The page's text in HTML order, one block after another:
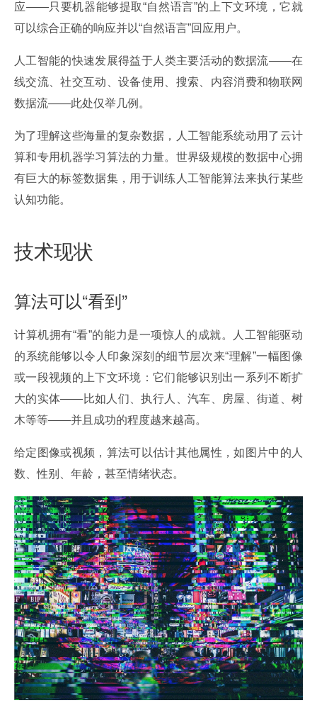
应——只要机器能够提取“自然语言”的上下文环境，它就
可以综合正确的响应并以“自然语言”回应用户。
人工智能的快速发展得益于人类主要活动的数据流——在
线交流、社交互动、设备使用、搜索、内容消费和物联网
数据流——此处仅举几例。
为了理解这些海量的复杂数据，人工智能系统动用了云计
算和专用机器学习算法的力量。世界级规模的数据中心拥
有巨大的标签数据集，用于训练人工智能算法来执行某些
认知功能。
技术现状
算法可以“看到”
计算机拥有“看”的能力是一项惊人的成就。人工智能驱动
的系统能够以令人印象深刻的细节层次来“理解”一幅图像
或一段视频的上下文环境：它们能够识别出一系列不断扩
大的实体——比如人们、执行人、汽车、房屋、街道、树
木等等——并且成功的程度越来越高。
给定图像或视频，算法可以估计其他属性，如图片中的人
数、性别、年龄，甚至情绪状态。